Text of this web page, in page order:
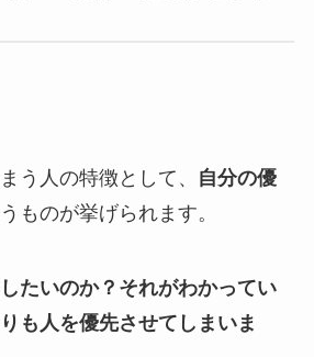
う人の特徴として、
自分の優
ものが挙げられます。
たいのか？それがわかってい
も人を優先させてしまいま